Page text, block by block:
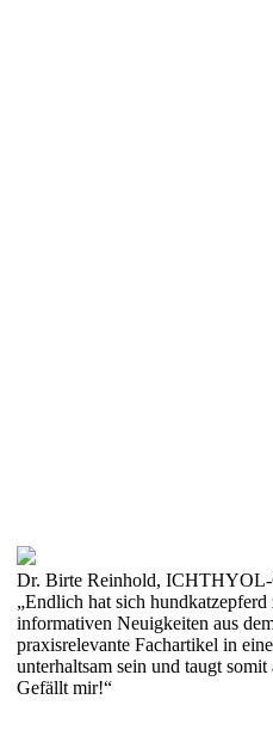
Dr. Birte Reinhold,
„Endlich hat sich
informativen Neuigkeiten aus
praxisrelevante Fachartikel in
unterhaltsam sein und taugt
Gefällt mir!“